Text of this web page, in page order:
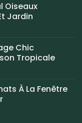
Oiseaux
Jardin
Chic
Tropicale
À La Fenêtre